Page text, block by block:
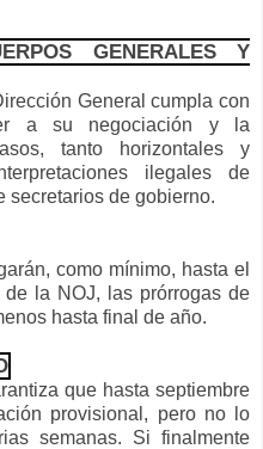
GENERALES Y
General cumpla con
a su negociación y la
tanto horizontales y
ilegales de
secretarios de gobierno.
como mínimo, hasta el
la NOJ, las prórrogas de
hasta final de año.
que hasta septiembre
provisional, pero no lo
semanas. Si finalmente